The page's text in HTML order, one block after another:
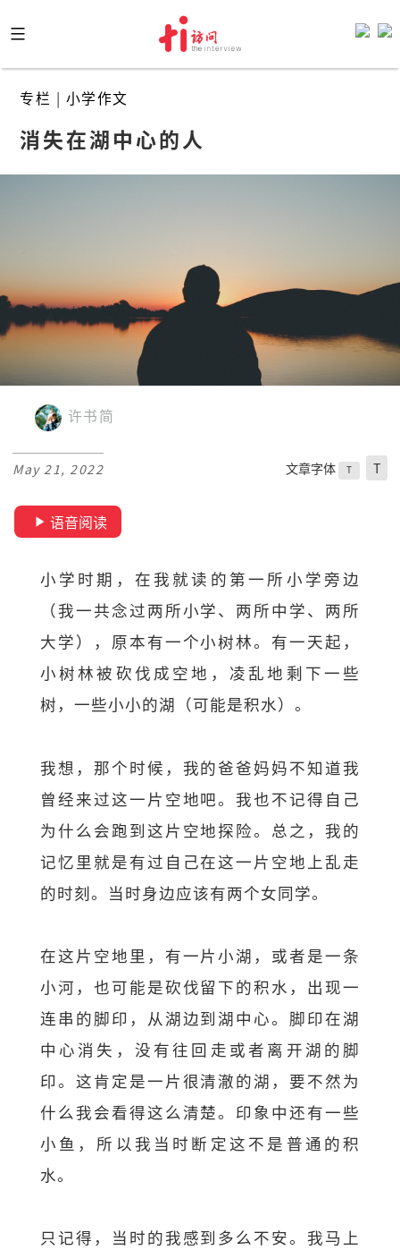
to
content
专栏 | 小学作文
消失在湖中心的人
许书简
May 21, 2022 文章字体 T T
语音阅读
小学时期，在我就读的第一所小学旁边
（我一共念过两所小学、两所中学、两所
大学），原本有一个小树林。有一天起，
小树林被砍伐成空地，凌乱地剩下一些
树，一些小小的湖（可能是积水）。
我想，那个时候，我的爸爸妈妈不知道我
曾经来过这一片空地吧。我也不记得自己
为什么会跑到这片空地探险。总之，我的
记忆里就是有过自己在这一片空地上乱走
的时刻。当时身边应该有两个女同学。
在这片空地里，有一片小湖，或者是一条
小河，也可能是砍伐留下的积水，出现一
连串的脚印，从湖边到湖中心。脚印在湖
中心消失，没有往回走或者离开湖的脚
印。这肯定是一片很清澈的湖，要不然为
什么我会看得这么清楚。印象中还有一些
小鱼，所以我当时断定这不是普通的积
水。
只记得，当时的我感到多么不安。我马上